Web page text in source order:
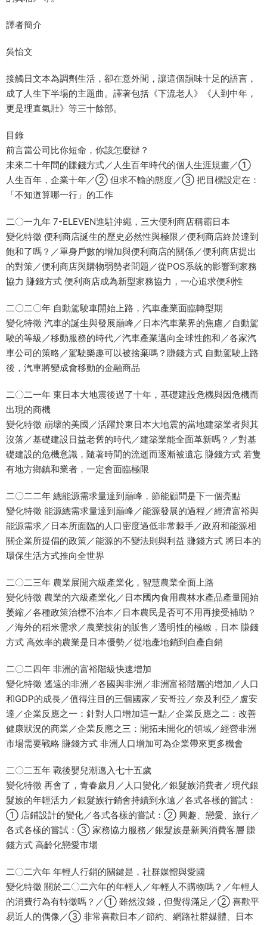
譯者簡介
吳怡文
接觸日文本為調劑生活，卻在意外間，讓這個韻味十足的語言，
成了人生下半場的主題曲。譯著包括《下流老人》《人到中年，
更是理直氣壯》等三十餘部。
目錄
前言當公司比你短命，你該怎麼辦？
未來二十年間的賺錢方式／人生百年時代的個人生涯規畫／①
人生百年，企業十年／② 但求不輸的態度／③ 把目標設定在：
「不知道算哪一行」的工作
二〇一九年 7-ELEVEN進駐沖繩，三大便利商店稱霸日本
變化特徵 便利商店誕生的歷史必然性與極限／便利商店終於達到
飽和了嗎？／單身戶數的增加與便利商店的關係／便利商店提出
的對策／便利商店與購物弱勢者問題／從POS系統的影響到家務
協力 賺錢方式 便利商店成為新型家務協力，一心追求便利性
二〇二〇年 自動駕駛車開始上路，汽車產業面臨轉型期
變化特徵 汽車的誕生與發展巔峰／日本汽車業界的焦慮／自動駕
駛的等級／移動服務的時代／汽車產業邁向全球性飽和／各家汽
車公司的策略／駕駛樂趣可以被捨棄嗎？賺錢方式 自動駕駛上路
後，汽車將變成會移動的金融商品
二〇二一年 東日本大地震後過了十年，基礎建設危機與因危機而
出現的商機
變化特徵 崩壞的美國／活躍於東日本大地震的當地建築業者與其
沒落／基礎建設日益老舊的時代／建築業能全面革新嗎？／對基
礎建設的危機意識，隨著時間的流逝而逐漸被遺忘 賺錢方式 若隻
有地方鄉鎮和業者，一定會面臨極限
二〇二二年 總能源需求量達到巔峰，節能顧問是下一個亮點
變化特徵 能源總需求量達到巔峰／能源發展的過程／經濟富裕與
能源需求／日本所面臨的人口密度過低非常棘手／政府和能源相
關企業所提倡的政策／能源的不變法則與利益 賺錢方式 將日本的
環保生活方式推向全世界
二〇二三年 農業展開六級產業化，智慧農業全面上路
變化特徵 農業的六級產業化／日本國內食用農林水產品產量開始
萎縮／各種政策治標不治本／日本農民是否可不用再接受補助？
／海外的稻米需求／農業技術的販售／透明性的極緻，日本 賺錢
方式 高效率的農業是日本優勢／從地產地銷到自產自銷
二〇二四年 非洲的富裕階級快速增加
變化特徵 遙遠的非洲／各國與非洲／非洲富裕階層的增加／人口
和GDP的成長／值得注目的三個國家／安哥拉／奈及利亞／盧安
達／企業反應之一：針對人口增加這一點／企業反應之二：改善
健康狀況的商業／企業反應之三：開拓未開化的領域／經營非洲
市場需要戰略 賺錢方式 非洲人口增加可為企業帶來更多機會
二〇二五年 戰後嬰兒潮邁入七十五歲
變化特徵 再會了，青春歲月／人口變化／銀髮族消費者／現代銀
髮族的年輕活力／銀髮族行銷會持續到永遠／各式各樣的嘗試：
① 店鋪設計的變化／各式各樣的嘗試：② 興趣、戀愛、旅行／
各式各樣的嘗試：③ 家務協力服務／銀髮族是新興消費客層 賺
錢方式 高齡化戀愛市場
二〇二六年 年輕人行銷的關鍵是，社群媒體與愛國
變化特徵 關於二〇二六年的年輕人／年輕人不購物嗎？／年輕人
的消費行為有特徵嗎？／① 雖然沒錢，但覺得滿足／② 喜歡平
易近人的偶像／③ 非常喜歡日本／節約、網路社群媒體、日本